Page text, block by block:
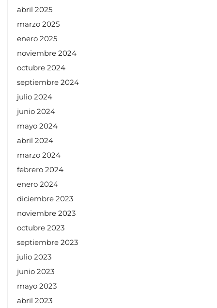
abril 2025
marzo 2025
enero 2025
noviembre 2024
octubre 2024
septiembre 2024
julio 2024
junio 2024
mayo 2024
abril 2024
marzo 2024
febrero 2024
enero 2024
diciembre 2023
noviembre 2023
octubre 2023
septiembre 2023
julio 2023
junio 2023
mayo 2023
abril 2023